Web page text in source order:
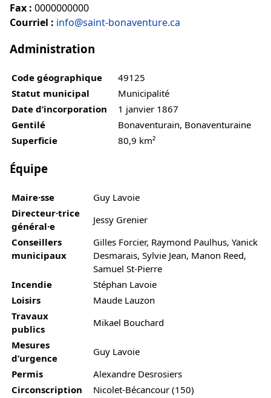
Fax : 0000000000
Courriel : info@saint-bonaventure.ca
Administration
Code géographique
49125
Statut municipal
Municipalité
Date d’incorporation
1 janvier 1867
Gentilé
Bonaventurain, Bonaventuraine
Superficie
80,9 km²
Équipe
Maire·sse
Guy Lavoie
Directeur·trice
général·e
Jessy Grenier
Conseillers
municipaux
Gilles Forcier, Raymond Paulhus, Yanick
Desmarais, Sylvie Jean, Manon Reed,
Samuel St-Pierre
Incendie
Stéphan Lavoie
Loisirs
Maude Lauzon
Travaux
publics
Mikael Bouchard
Mesures
d’urgence
Guy Lavoie
Permis
Alexandre Desrosiers
Circonscription
Nicolet-Bécancour (150)